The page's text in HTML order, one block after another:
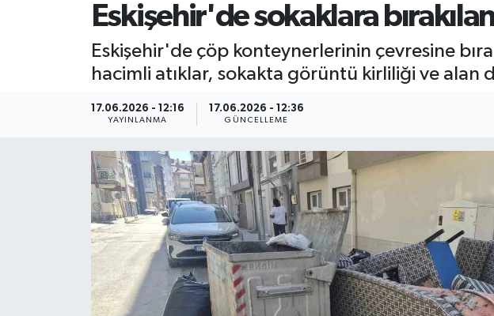
Eskişehir'de sokaklara
Eskişehir'de çöp konteynerlerinin çevresine
hacimli atıklar, sokakta görüntü kirliliği ve alan
17.06.2026 - 12:16
YAYINLANMA
17.06.2026 - 12:36
GÜNCELLEME
Tüm Manşetler
Son Dakika Haberleri
Haber Arşivi